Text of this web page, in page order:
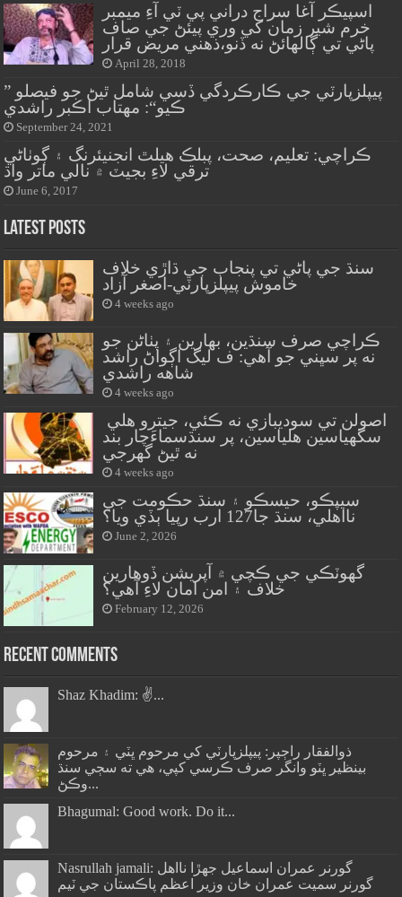
اسپيڪر آغا سراج دراني پي ٽي آءِ ميمبر
خرم شير زمان کي وري پيئڻ جي صاف
پاڻي تي ڳالهائڻ نه ڏنو،ذهني مريض قرار
April 28, 2018
” پيپلزپارٽي جي ڪارڪردگي ڏسي شامل ٿيڻ جو فيصلو
ڪيو“: مهتاب اڪبر راشدي
September 24, 2021
ڪراچي: تعليم، صحت، پبلڪ هيلٿ انجنيئرنگ ۽ ڳوٺاڻي
ترقي لاءِ بجيٽ ۾ نالي ماتر واڌ
June 6, 2017
Latest Posts
سنڌ جي پاڻي تي پنجاب جي ڌاڙي خلاف
خاموش پيپلزپارٽي-اصغر آزاد
4 weeks ago
ڪراچي صرف سنڌين، بهارين ۽ پٺاڻن جو
نه پر سڀني جو آهي: ف ليگ اڳواڻ راشد
شاهه راشدي
4 weeks ago
سگهياسين هلياسين، پر سنڌسماءَچار بند
نه ٿيڻ گهرجي
4 weeks ago
سيپڪو، حيسڪو ۽ سنڌ حڪومت جي
نااهلي، سنڌ جا127 ارب رپيا ٻڏي ويا؟
June 2, 2026
گهوٽڪي جي ڪچي ۾ آپريشن ڏوهارين
خلاف ۽ امن امان لاءِ آهي؟
February 12, 2026
Recent Comments
Shaz Khadim: ✌️...
ذوالفقار راڄپر: پيپلزپارٽي کي مرحوم ڀٽي ۽ مرحوم
بينظير ڀٽو وانگر صرف ڪرسي کپي، هي ته سڄي سنڌ
وڪڻ...
Bhagumal: Good work. Do it...
Nasrullah jamali: گورنر عمران اسماعيل جھڙا نااهل
گورنر سميت عمران خان وزير اعظم پاڪستان جي ٽيم